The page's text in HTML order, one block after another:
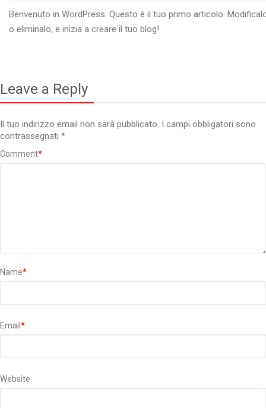
Benvenuto in WordPress. Questo è il tuo primo articolo.
o eliminalo, e inizia a creare il tuo blog!
Leave a Reply
Il tuo indirizzo email non sarà pubblicato. I campi obbligatori sono
contrassegnati *
Comment*
Name*
Email *
Website